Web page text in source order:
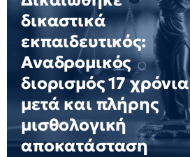
δικαστικά
εκπαιδευτικός:
Αναδρομικός
διορισμός 17 χρόνια
μετά και πλήρης
μισθολογική
αποκατάσταση